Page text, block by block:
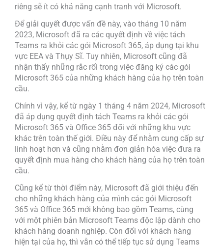
riêng sẽ ít có khả năng cạnh tranh với Microsoft.
Để giải quyết được vấn đề này, vào tháng 10 năm
2023, Microsoft đã ra các quyết định về việc tách
Teams ra khỏi các gói Microsoft 365, áp dụng tại khu
vực EEA và Thụy Sĩ. Tuy nhiên, Microsoft cũng đã
nhận thấy những rắc rối trong việc đăng ký các gói
Microsoft 365 của những khách hàng của họ trên toàn
cầu.
Chính vì vậy, kể từ ngày 1 tháng 4 năm 2024, Microsoft
đã áp dụng quyết định tách Teams ra khỏi các gói
Microsoft 365 và Office 365 đối với những khu vực
khác trên toàn thế giới. Điều này để nhằm cung cấp sự
linh hoạt hơn và cũng nhằm đơn giản hóa việc đưa ra
quyết định mua hàng cho khách hàng của họ trên toàn
cầu.
Cũng kể từ thời điểm này, Microsoft đã giới thiệu đến
cho những khách hàng của mình các gói Microsoft
365 và Office 365 mới không bao gồm Teams, cùng
với một phiên bản Microsoft Teams độc lập dành cho
khách hàng doanh nghiệp. Còn đối với khách hàng
hiện tại của họ, thì vẫn có thể tiếp tục sử dụng Teams